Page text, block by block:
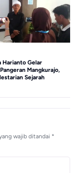
Harianto Gelar
Mangkurajo,
Sejarah
wajib ditandai *